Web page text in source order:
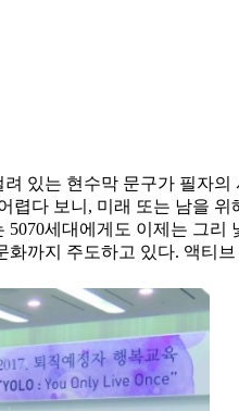
있는 현수막 문구가 필자의
렵다 보니, 미래 또는 남을
세대에게도 이제는 그리
까지 주도하고 있다. 액티